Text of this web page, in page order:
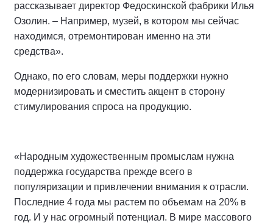
рассказывает директор Федоскинской фабрики Илья
Озолин. – Например, музей, в котором мы сейчас
находимся, отремонтирован именно на эти
средства».
Однако, по его словам, меры поддержки нужно
модернизировать и сместить акцент в сторону
стимулирования спроса на продукцию.
«Народным художественным промыслам нужна
поддержка государства прежде всего в
популяризации и привлечении внимания к отрасли.
Последние 4 года мы растем по объемам на 20% в
год. И у нас огромный потенциал. В мире массового